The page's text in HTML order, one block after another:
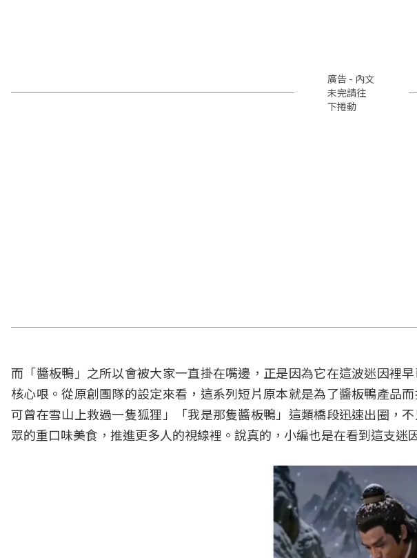
廣告 - 內文
未完請往
下捲動
而「醬板鴨」之所以會被大家一直掛在嘴邊，正是因為它在這波迷因裡
核心哏。從原創團隊的設定來看，這系列短片原本就是為了醬板鴨產品
可曾在雪山上救過一隻狐狸」「我是那隻醬板鴨」這類橋段迅速出圈，
眾的重口味美食，推進更多人的視線裡。說真的，小編也是在看到這支迷